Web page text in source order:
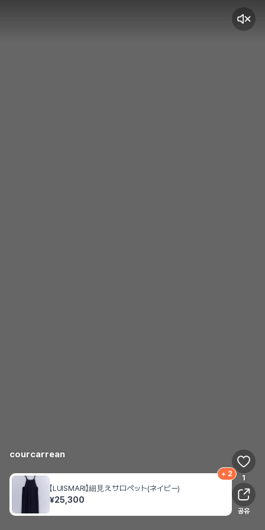
courcarrean
【LUISMARI】細見え サロペット(ネイビー)
¥25,300
+ 2 1
공유